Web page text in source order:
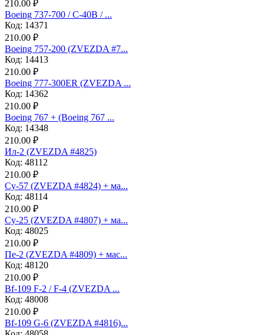
210.00 ₽
Boeing 737-700 / C-40B / ...
Код: 14371
210.00 ₽
Boeing 757-200 (ZVEZDA #7...
Код: 14413
210.00 ₽
Boeing 777-300ER (ZVEZDA ...
Код: 14362
210.00 ₽
Boeing 767 + (Boeing 767 ...
Код: 14348
210.00 ₽
Ил-2 (ZVEZDA #4825)
Код: 48112
210.00 ₽
Су-57 (ZVEZDA #4824) + ма...
Код: 48114
210.00 ₽
Су-25 (ZVEZDA #4807) + ма...
Код: 48025
210.00 ₽
Пе-2 (ZVEZDA #4809) + мас...
Код: 48120
210.00 ₽
Bf-109 F-2 / F-4 (ZVEZDA ...
Код: 48008
210.00 ₽
Bf-109 G-6 (ZVEZDA #4816)...